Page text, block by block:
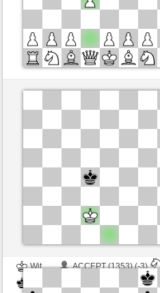
Zwart
the-black-knight (1312)
Wit
ACCEPT (1353) (-3)
perpi17 (1294) (+3)